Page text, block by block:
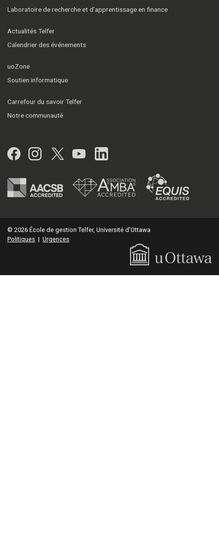
Laboratoire de recherche et d’apprentissage en finance
Actualités Telfer
Calendrier des événements
uoZone
Soutien informatique
Carrefour du savoir Telfer
Notre communauté
Facebook
Instagram
Twitter
YouTubeLinkedIn
© 2026 École de gestion Telfer, Université d'Ottawa
Politiques | Urgences